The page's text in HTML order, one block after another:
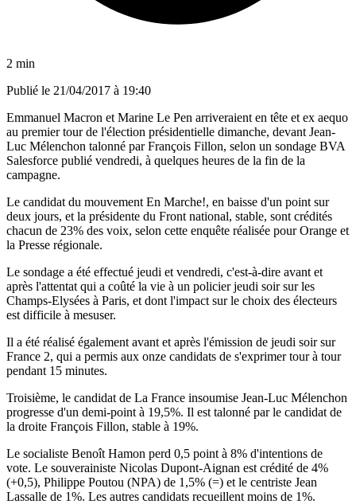
2 min
Publié le 21/04/2017 à 19:40
Emmanuel Macron et Marine Le Pen arriveraient en tête et ex aequo
au premier tour de l'élection présidentielle dimanche, devant Jean-
Luc Mélenchon talonné par François Fillon, selon un sondage BVA
Salesforce publié vendredi, à quelques heures de la fin de la
campagne.
Le candidat du mouvement En Marche!, en baisse d'un point sur
deux jours, et la présidente du Front national, stable, sont crédités
chacun de 23% des voix, selon cette enquête réalisée pour Orange et
la Presse régionale.
Le sondage a été effectué jeudi et vendredi, c'est-à-dire avant et
après l'attentat qui a coûté la vie à un policier jeudi soir sur les
Champs-Elysées à Paris, et dont l'impact sur le choix des électeurs
est difficile à mesuser.
Il a été réalisé également avant et après l'émission de jeudi soir sur
France 2, qui a permis aux onze candidats de s'exprimer tour à tour
pendant 15 minutes.
Troisième, le candidat de La France insoumise Jean-Luc Mélenchon
progresse d'un demi-point à 19,5%. Il est talonné par le candidat de
la droite François Fillon, stable à 19%.
Le socialiste Benoît Hamon perd 0,5 point à 8% d'intentions de
vote. Le souverainiste Nicolas Dupont-Aignan est crédité de 4%
(+0,5), Philippe Poutou (NPA) de 1,5% (=) et le centriste Jean
Lassalle de 1%. Les autres candidats recueillent moins de 1%.